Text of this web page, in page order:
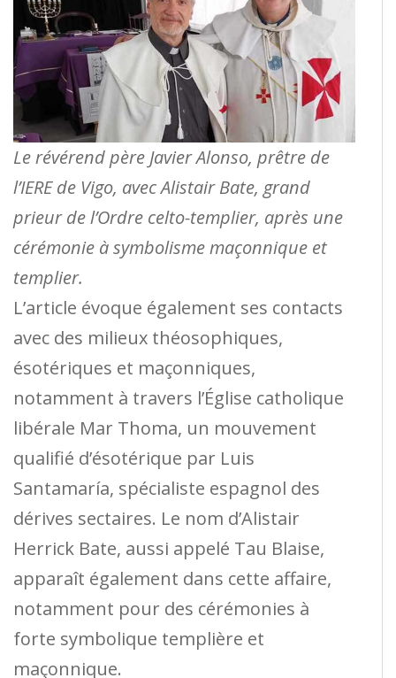
Le révérend père Javier Alonso, prêtre de
l’IERE de Vigo, avec Alistair Bate, grand
prieur de l’Ordre celto-templier, après une
cérémonie à symbolisme maçonnique et
templier.
L’article évoque également ses contacts
avec des milieux théosophiques,
ésotériques et maçonniques,
notamment à travers l’Église catholique
libérale Mar Thoma, un mouvement
qualifié d’ésotérique par Luis
Santamaría, spécialiste espagnol des
dérives sectaires. Le nom d’Alistair
Herrick Bate, aussi appelé Tau Blaise,
apparaît également dans cette affaire,
notamment pour des cérémonies à
forte symbolique templière et
maçonnique.